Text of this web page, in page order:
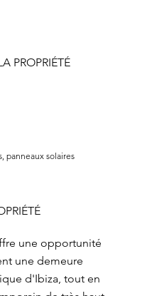
PROPRIÉTÉ
panneaux solaires
une opportunité
une demeure
d'Ibiza, tout en